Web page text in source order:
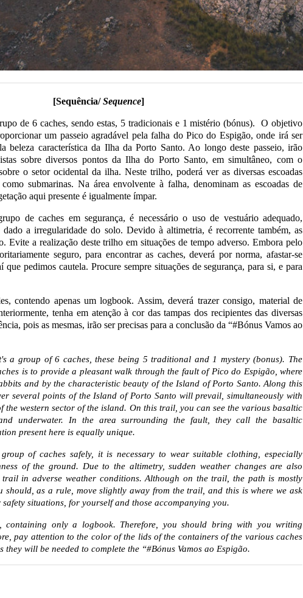
[Sequência/Sequence]
de 6 caches, sendo estas, 5 tradicionais e 1 mistério (bónus). O objetivo
um passeio agradável pela falha do Pico do Espigão, onde irá ser
beleza característica da Ilha da Porto Santo. Ao longo deste passeio, irão
sobre diversos pontos da Ilha do Porto Santo, em simultâneo, com o
o setor ocidental da ilha. Neste trilho, poderá ver as diversas escoadas
como submarinas. Na área envolvente à falha, denominam as escoadas de
aqui presente é igualmente ímpar.
de caches em segurança, é necessário o uso de vestuário adequado,
a irregularidade do solo. Devido à altimetria, é recorrente também, as
Evite a realização deste trilho em situações de tempo adverso. Embora pelo
seguro, para encontrar as caches, deverá por norma, afastar-se
pedimos cautela. Procure sempre situações de segurança, para si, e para
contendo apenas um logbook. Assim, deverá trazer consigo, material de
tenha em atenção à cor das tampas dos recipientes das diversas
pois as mesmas, irão ser precisas para a conclusão da “#Bónus Vamos ao
group of 6 caches, these being 5 traditional and 1 mystery (bonus). The
is to provide a pleasant walk through the fault of Pico do Espigão, where
and by the characteristic beauty of the Island of Porto Santo. Along this
several points of the Island of Porto Santo will prevail, simultaneously with
the western sector of the island. On this trail, you can see the various basaltic
underwater. In the area surrounding the fault, they call the basaltic
present here is equally unique.
of caches safely, it is necessary to wear suitable clothing, especially
of the ground. Due to the altimetry, sudden weather changes are also
in adverse weather conditions. Although on the trail, the path is mostly
should, as a rule, move slightly away from the trail, and this is where we ask
situations, for yourself and those accompanying you.
containing only a logbook. Therefore, you should bring with you writing
pay attention to the color of the lids of the containers of the various caches
they will be needed to complete the “#Bónus Vamos ao Espigão.